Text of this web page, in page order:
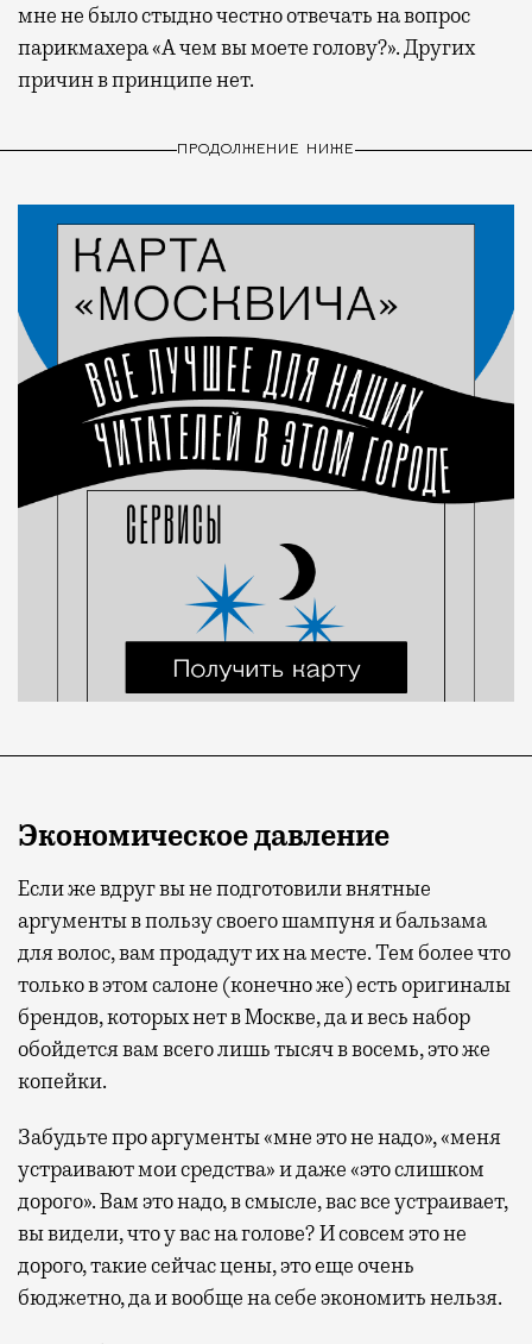
мне не было стыдно честно отвечать на вопрос
парикмахера «А чем вы моете голову?». Других
причин в принципе нет.
ПРОДОЛЖЕНИЕ НИЖЕ
Экономическое давление
Если же вдруг вы не подготовили внятные
аргументы в пользу своего шампуня и бальзама
для волос, вам продадут их на месте. Тем более что
только в этом салоне (конечно же) есть оригиналы
брендов, которых нет в Москве, да и весь набор
обойдется вам всего лишь тысяч в восемь, это же
копейки.
Забудьте про аргументы «мне это не надо», «меня
устраивают мои средства» и даже «это слишком
дорого». Вам это надо, в смысле, вас все устраивает,
вы видели, что у вас на голове? И совсем это не
дорого, такие сейчас цены, это еще очень
бюджетно, да и вообще на себе экономить нельзя.